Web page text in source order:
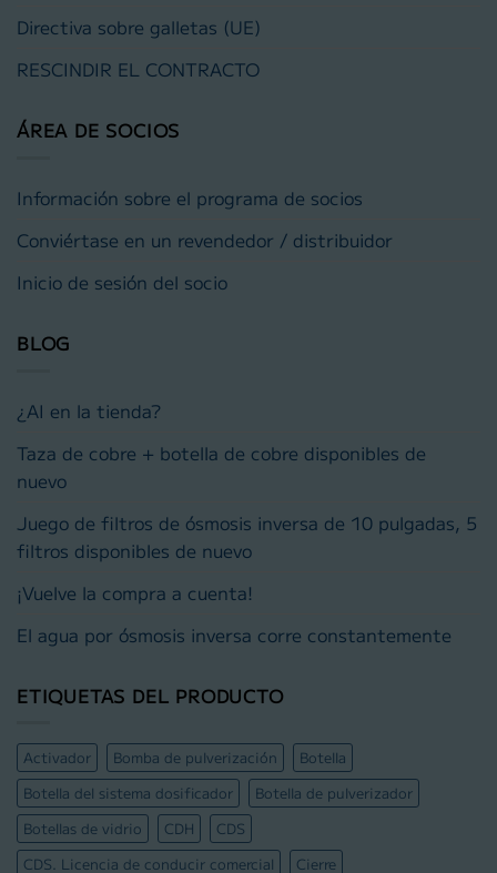
Directiva sobre galletas (UE)
RESCINDIR EL CONTRACTO
ÁREA DE SOCIOS
Información sobre el programa de socios
Conviértase en un revendedor / distribuidor
Inicio de sesión del socio
BLOG
¿AI en la tienda?
Taza de cobre + botella de cobre disponibles de
nuevo
Juego de filtros de ósmosis inversa de 10 pulgadas, 5
filtros disponibles de nuevo
¡Vuelve la compra a cuenta!
El agua por ósmosis inversa corre constantemente
ETIQUETAS DEL PRODUCTO
Activador Bomba de pulverización
Botella
Botella del sistema dosificador
Botella de pulverizador
Botellas de vidrio
CDH
CDS
CDS. Licencia de conducir comercial
Cierre